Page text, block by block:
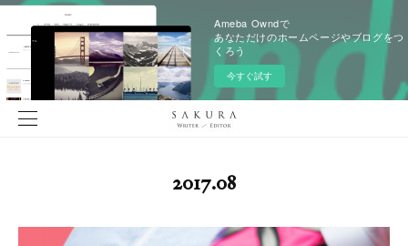
Ameba Owndで
あなただけのホームページやブログをつ
くろう
今すぐ試す
2017.08